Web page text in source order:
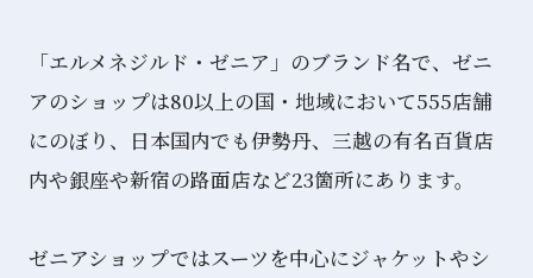
「エルメネジルド・ゼニア」のブランド名で、ゼニ
アのショップは80以上の国・地域において555店舗
にのぼり、日本国内でも伊勢丹、三越の有名百貨店
内や銀座や新宿の路面店など23箇所にあります。
ゼニアショップではスーツを中心にジャケットやシ